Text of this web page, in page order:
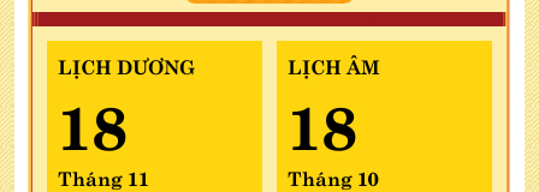
LỊCH DƯƠNG
18
Tháng 11
LỊCH ÂM
18
Tháng 10